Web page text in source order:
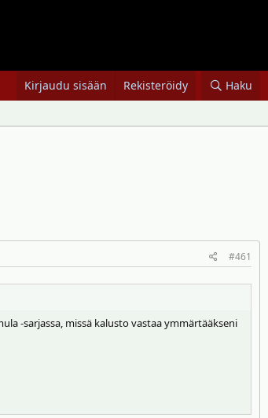
Kirjaudu sisään Rekisteröidy Haku
#461
-sarjassa, missä kalusto vastaa ymmärtääkseni